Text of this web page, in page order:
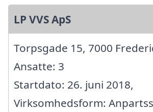
LP VVS ApS
Torpsgade 15, 7000
Ansatte: 3
Startdato: 26. juni 2018,
Virksomhedsform: